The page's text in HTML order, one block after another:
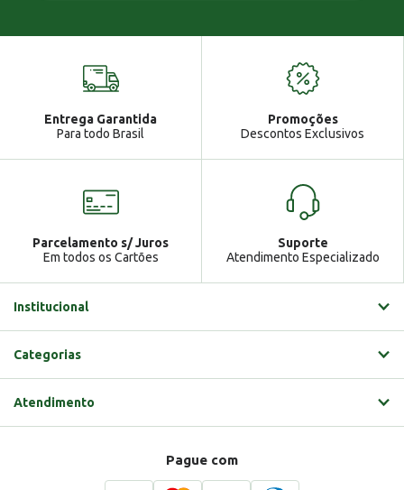
Entrega Garantida
Para todo Brasil
Promoções
Descontos Exclusivos
Parcelamento s/ Juros
Em todos os Cartões
Suporte
Atendimento Especializado
Institucional
Categorias
Atendimento
Pague com
Você tem uma mensagem!
Ga Atendimento
Gabrielle